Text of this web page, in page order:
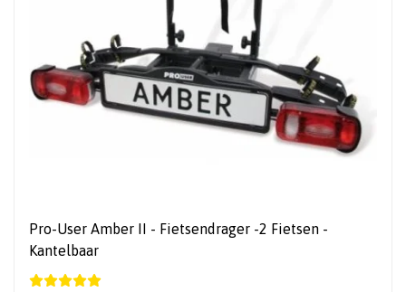
Pro-User Amber II - Fietsendrager -2 Fietsen -
Kantelbaar